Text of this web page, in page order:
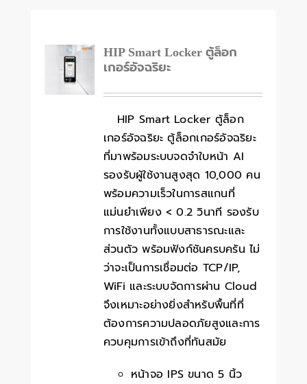
HIP Smart Locker ตู้ล็อก
เกอร์อัจฉริยะ
HIP Smart Locker ตู้ล็อก
เกอร์อัจฉริยะ ตู้ล็อกเกอร์อัจฉริยะ
ที่มาพร้อมระบบจดจำใบหน้า AI
รองรับผู้ใช้งานสูงสุด 10,000 คน
พร้อมความเร็วในการสแกนที่
แม่นยำเพียง < 0.2 วินาที รองรับ
การใช้งานทั้งแบบสาธารณะและ
ส่วนตัว พร้อมฟังก์ชันครบครัน ไม่
ว่าจะเป็นการเชื่อมต่อ TCP/IP,
WiFi และระบบจัดการผ่าน Cloud
จึงเหมาะอย่างยิ่งสำหรับพื้นที่ที่
ต้องการความปลอดภัยสูงและการ
ควบคุมการเข้าถึงที่ทันสมัย
หน้าจอ IPS ขนาด 5 นิ้ว